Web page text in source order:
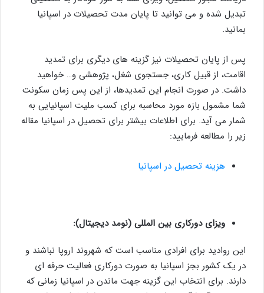
تبدیل شده و می توانید تا پایان مدت تحصیلات در اسپانیا
بمانید.
پس از پایان تحصیلات نیز گزینه های دیگری برای تمدید
اقامت، از قبیل کاری، جستجوی شغل، پژوهشی و… خواهید
داشت. در صورت انجام این تمدیدها، از این پس زمان سکونت
شما مشمول بازه مورد محاسبه برای کسب ملیت اسپانیایی به
شمار می آید. برای اطلاعات بیشتر برای تحصیل در اسپانیا مقاله
زیر را مطالعه فرمایید:
هزینه تحصیل در اسپانیا
ویزای دورکاری بین المللی (نومد دیجیتال):
این روادید برای افرادی مناسب است که شهروند اروپا نباشند و
در یک کشور بجز اسپانیا به صورت دورکاری فعالیت حرفه ای
دارند. برای انتخاب این گزینه جهت ماندن در اسپانیا زمانی که